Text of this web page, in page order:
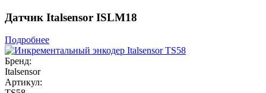
Датчик Italsensor ISLM18
Подробнее
Бренд:
Italsensor
Артикул: